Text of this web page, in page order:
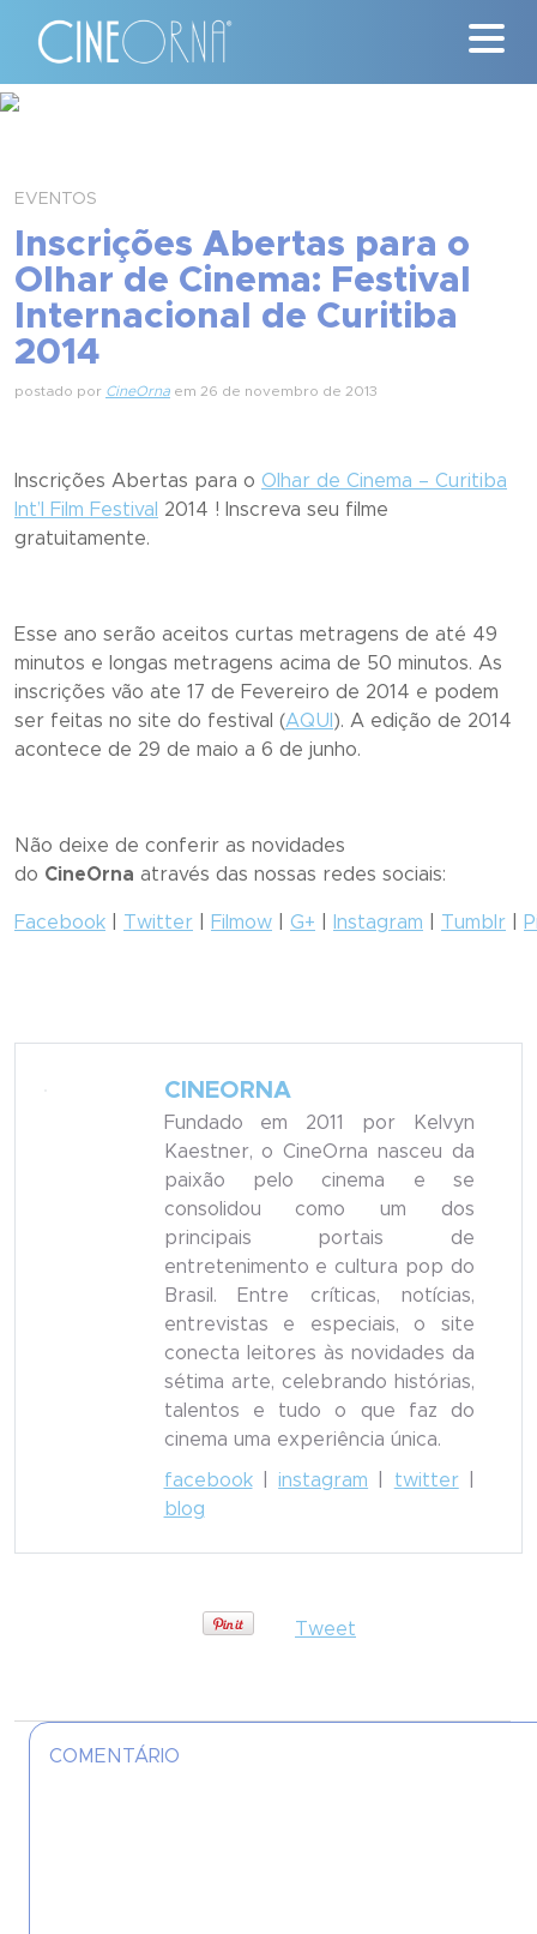
#ClássicosCineOrna
Quem Somos
EVENTOS
Inscrições Abertas para o
Olhar de Cinema: Festival
Internacional de Curitiba
2014
postado por CineOrna em 26 de novembro de 2013
Inscrições Abertas para o Olhar de Cinema – Curitiba
Int’l Film Festival
2014 ! Inscreva seu filme
gratuitamente.
Esse ano serão aceitos curtas metragens de até 49
minutos e longas metragens acima de 50 minutos. As
inscrições vão ate 17 de Fevereiro de 2014 e podem
ser feitas no site do festival (AQUI ). A edição de 2014
acontece de 29 de maio a 6 de junho.
Não deixe de conferir as novidades
do CineOrna através das nossas redes sociais:
Facebook Twitter Filmow G+ Instagram Tumblr
CINEORNA
Fundado em 2011 por Kelvyn
Kaestner, o CineOrna nasceu da
paixão pelo cinema e se
consolidou como um dos
principais portais de
entretenimento e cultura pop do
Brasil. Entre críticas, notícias,
entrevistas e especiais, o site
conecta leitores às novidades da
sétima arte, celebrando histórias,
talentos e tudo o que faz do
cinema uma experiência única.
facebook|instagram twitter|
blog
Tweet